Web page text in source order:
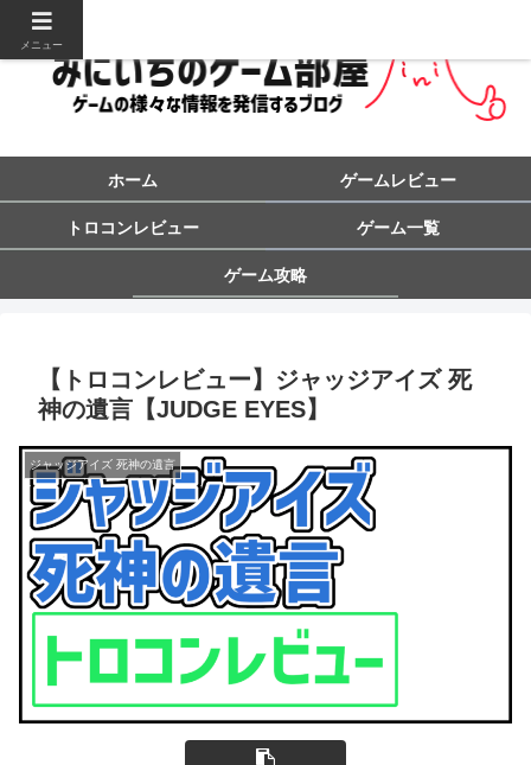
ホーム ゲームレビュー
トロコンレビュー ゲーム一覧
ゲーム攻略
【トロコンレビュー】ジャッジアイズ 死
神の遺言【JUDGE EYES】
ジャッジアイズ 死神の遺言
メニュー